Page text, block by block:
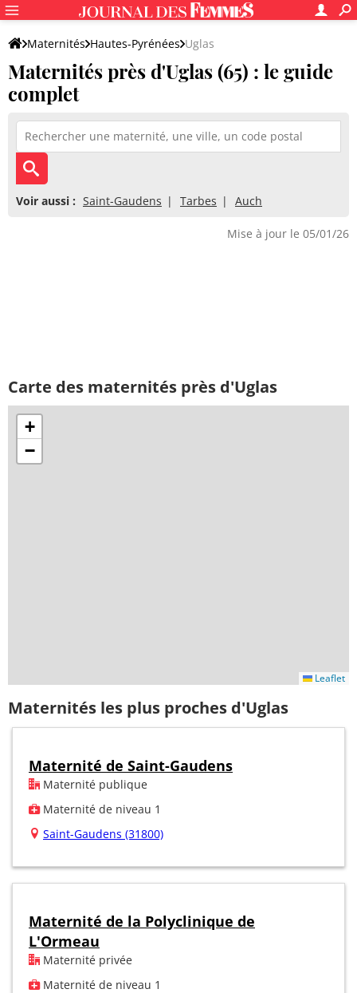
Maternités Hautes-Pyrénées Uglas
Maternités près d'Uglas (65) : le guide
complet
Voir aussi : Saint-Gaudens Tarbes Auch
Mise à jour le 05/01/26
Carte des maternités près d'Uglas
+
−
Leaflet
Maternités les plus proches d'Uglas
Maternité de Saint-Gaudens
Maternité publique
Maternité de niveau 1
Saint-Gaudens (31800)
Maternité de la Polyclinique de
L'Ormeau
Maternité privée
Maternité de niveau 1